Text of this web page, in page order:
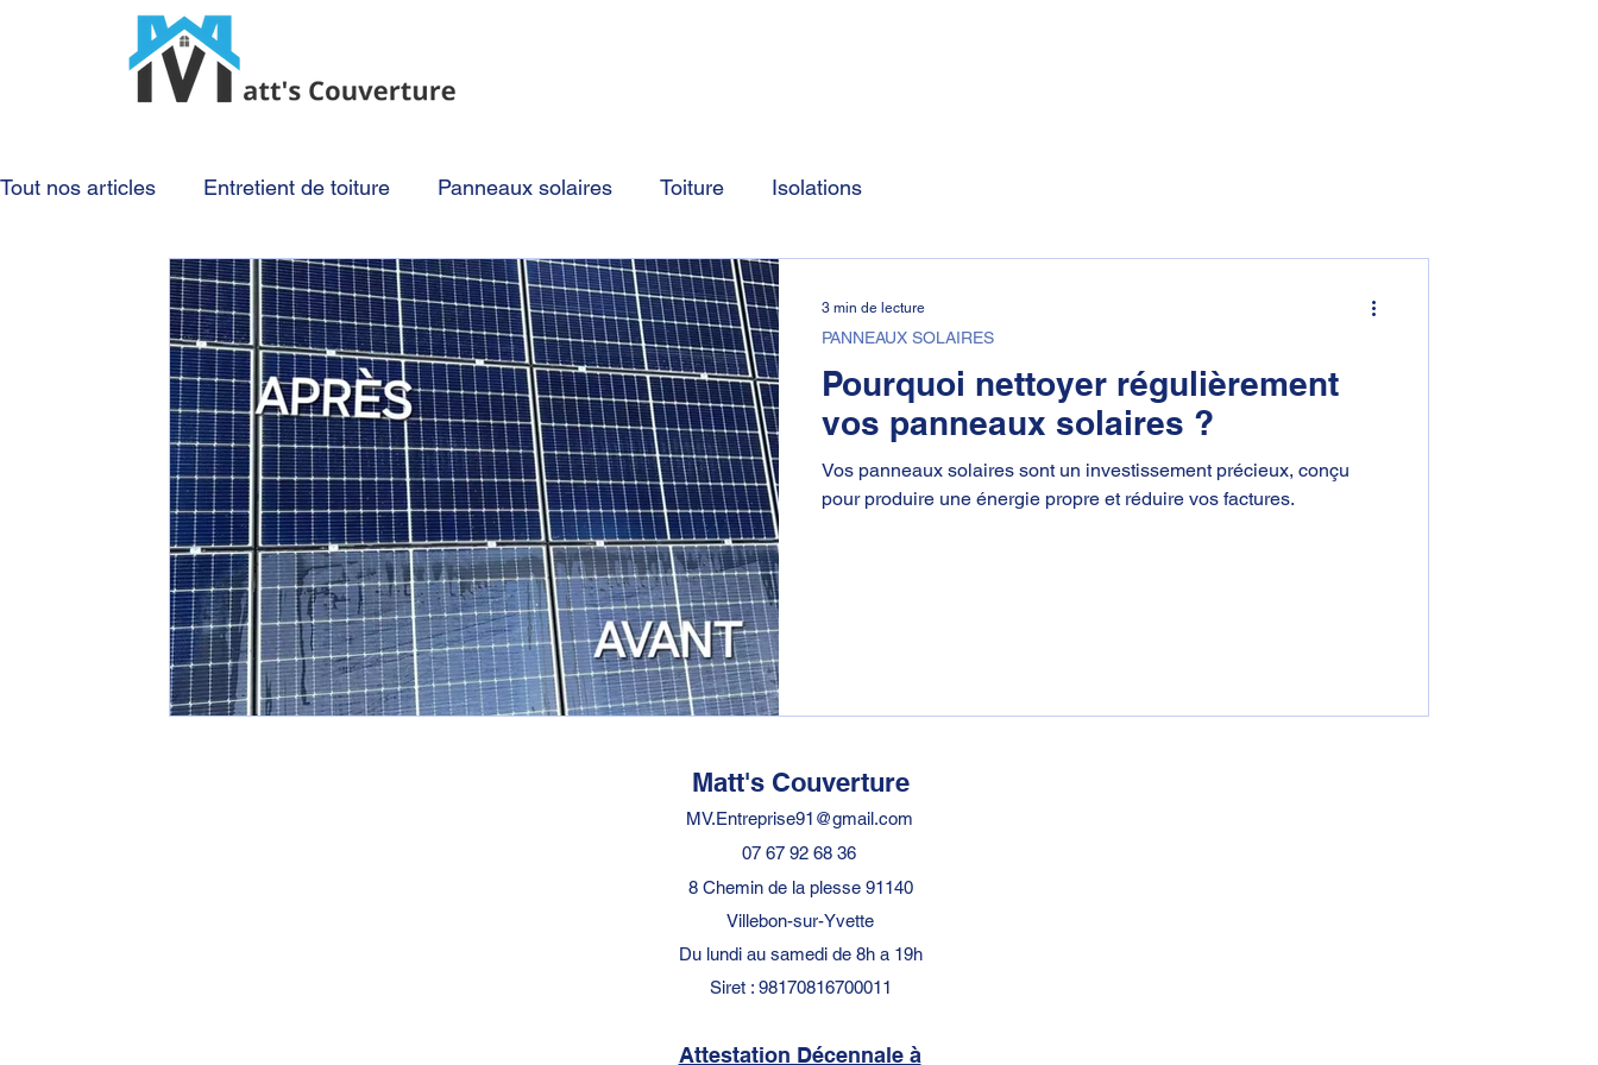
Tout nos articles Entretient de toiture Panneaux solaires Toiture Isolations
Pourquoi nettoyer régulièrement
vos panneaux solaires ?
Vos panneaux solaires sont un investissement précieux, conçu
pour produire une énergie propre et réduire vos factures.
PANNEAUX SOLAIRES
3 min de lecture
Matt's Couverture
MV.Entreprise91@gmail.com
07 67 92 68 36
8 Chemin de la plesse 91140
Villebon-sur-Yvette
Du lundi au samedi de 8h a 19h
Siret : 98170816700011
Attestation Décennale à